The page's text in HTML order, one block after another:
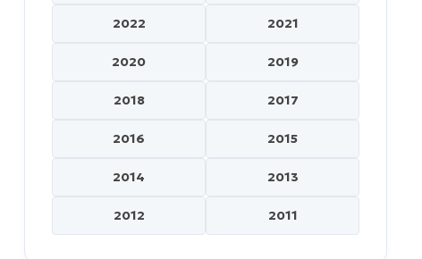
2022 2021
2020 2019
2018 2017
2016 2015
2014 2013
2012 2011